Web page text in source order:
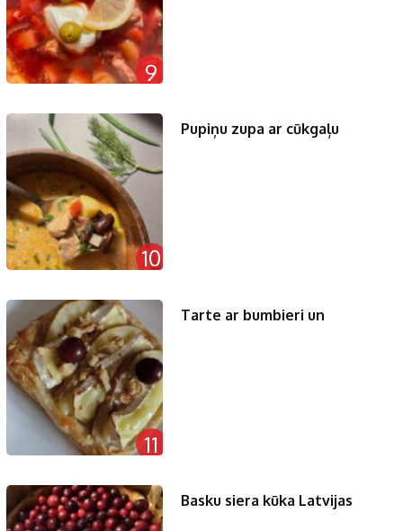
9
10
Pupiņu zupa ar cūkgaļu
11
Tarte ar bumbieri un
Basku siera kūka Latvijas